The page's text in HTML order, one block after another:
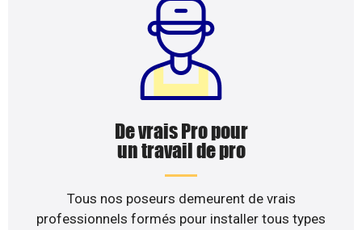
De vrais Pro pour
un travail de pro
Tous nos poseurs demeurent de vrais
professionnels formés pour installer tous types